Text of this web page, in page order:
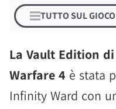
TUTTO SUL GIOCO
La Vault Edition
Warfare 4 è stata
Infinity Ward con